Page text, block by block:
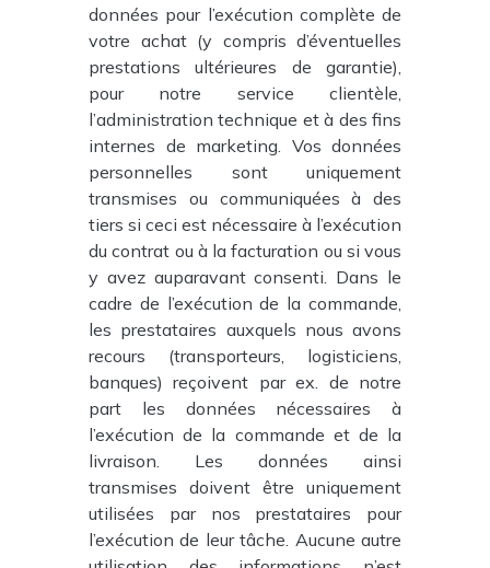
données pour l’exécution complète de
votre achat (y compris d’éventuelles
prestations ultérieures de garantie),
pour notre service clientèle,
l’administration technique et à des fins
internes de marketing. Vos données
personnelles sont uniquement
transmises ou communiquées à des
tiers si ceci est nécessaire à l’exécution
du contrat ou à la facturation ou si vous
y avez auparavant consenti. Dans le
cadre de l’exécution de la commande,
les prestataires auxquels nous avons
recours (transporteurs, logisticiens,
banques) reçoivent par ex. de notre
part les données nécessaires à
l’exécution de la commande et de la
livraison. Les données ainsi
transmises doivent être uniquement
utilisées par nos prestataires pour
l’exécution de leur tâche. Aucune autre